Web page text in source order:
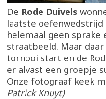
De Rode Duivels
laatste oefenwedstrijd
helemaal geen sprake
straatbeeld. Maar
tornooi start en de
er alvast een groepje
Onze fotograaf keek
Patrick Knuyt)